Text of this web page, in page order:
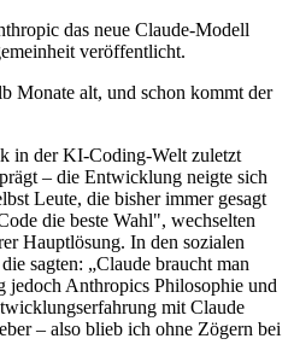
das neue Claude-Modell
veröffentlicht.
Monate alt, und schon kommt der
in der KI-Coding-Welt zuletzt
– die Entwicklung neigte sich
Leute, die bisher immer gesagt
die beste Wahl", wechselten
Hauptlösung. In den sozialen
sagten: „Claude braucht man
jedoch Anthropics Philosophie und
mit Claude
– also blieb ich ohne Zögern bei